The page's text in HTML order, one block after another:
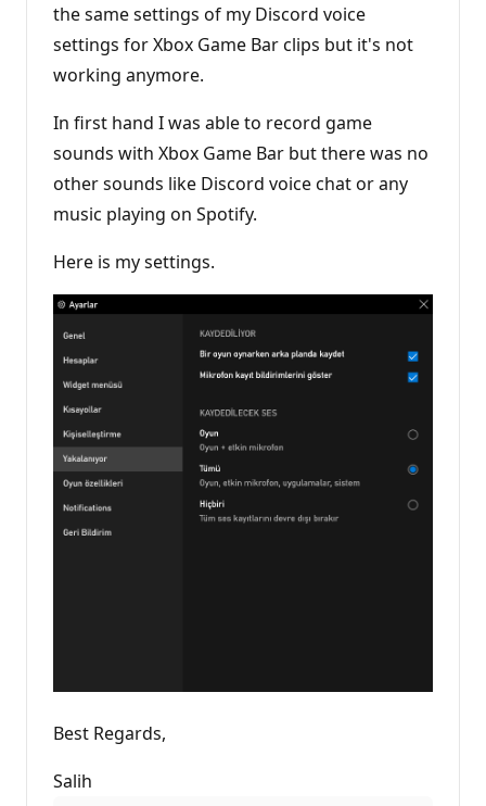
the same settings of my Discord voice
settings for Xbox Game Bar clips but it's not
working anymore.
In first hand I was able to record game
sounds with Xbox Game Bar but there was no
other sounds like Discord voice chat or any
music playing on Spotify.
Here is my settings.
Best Regards,
Salih